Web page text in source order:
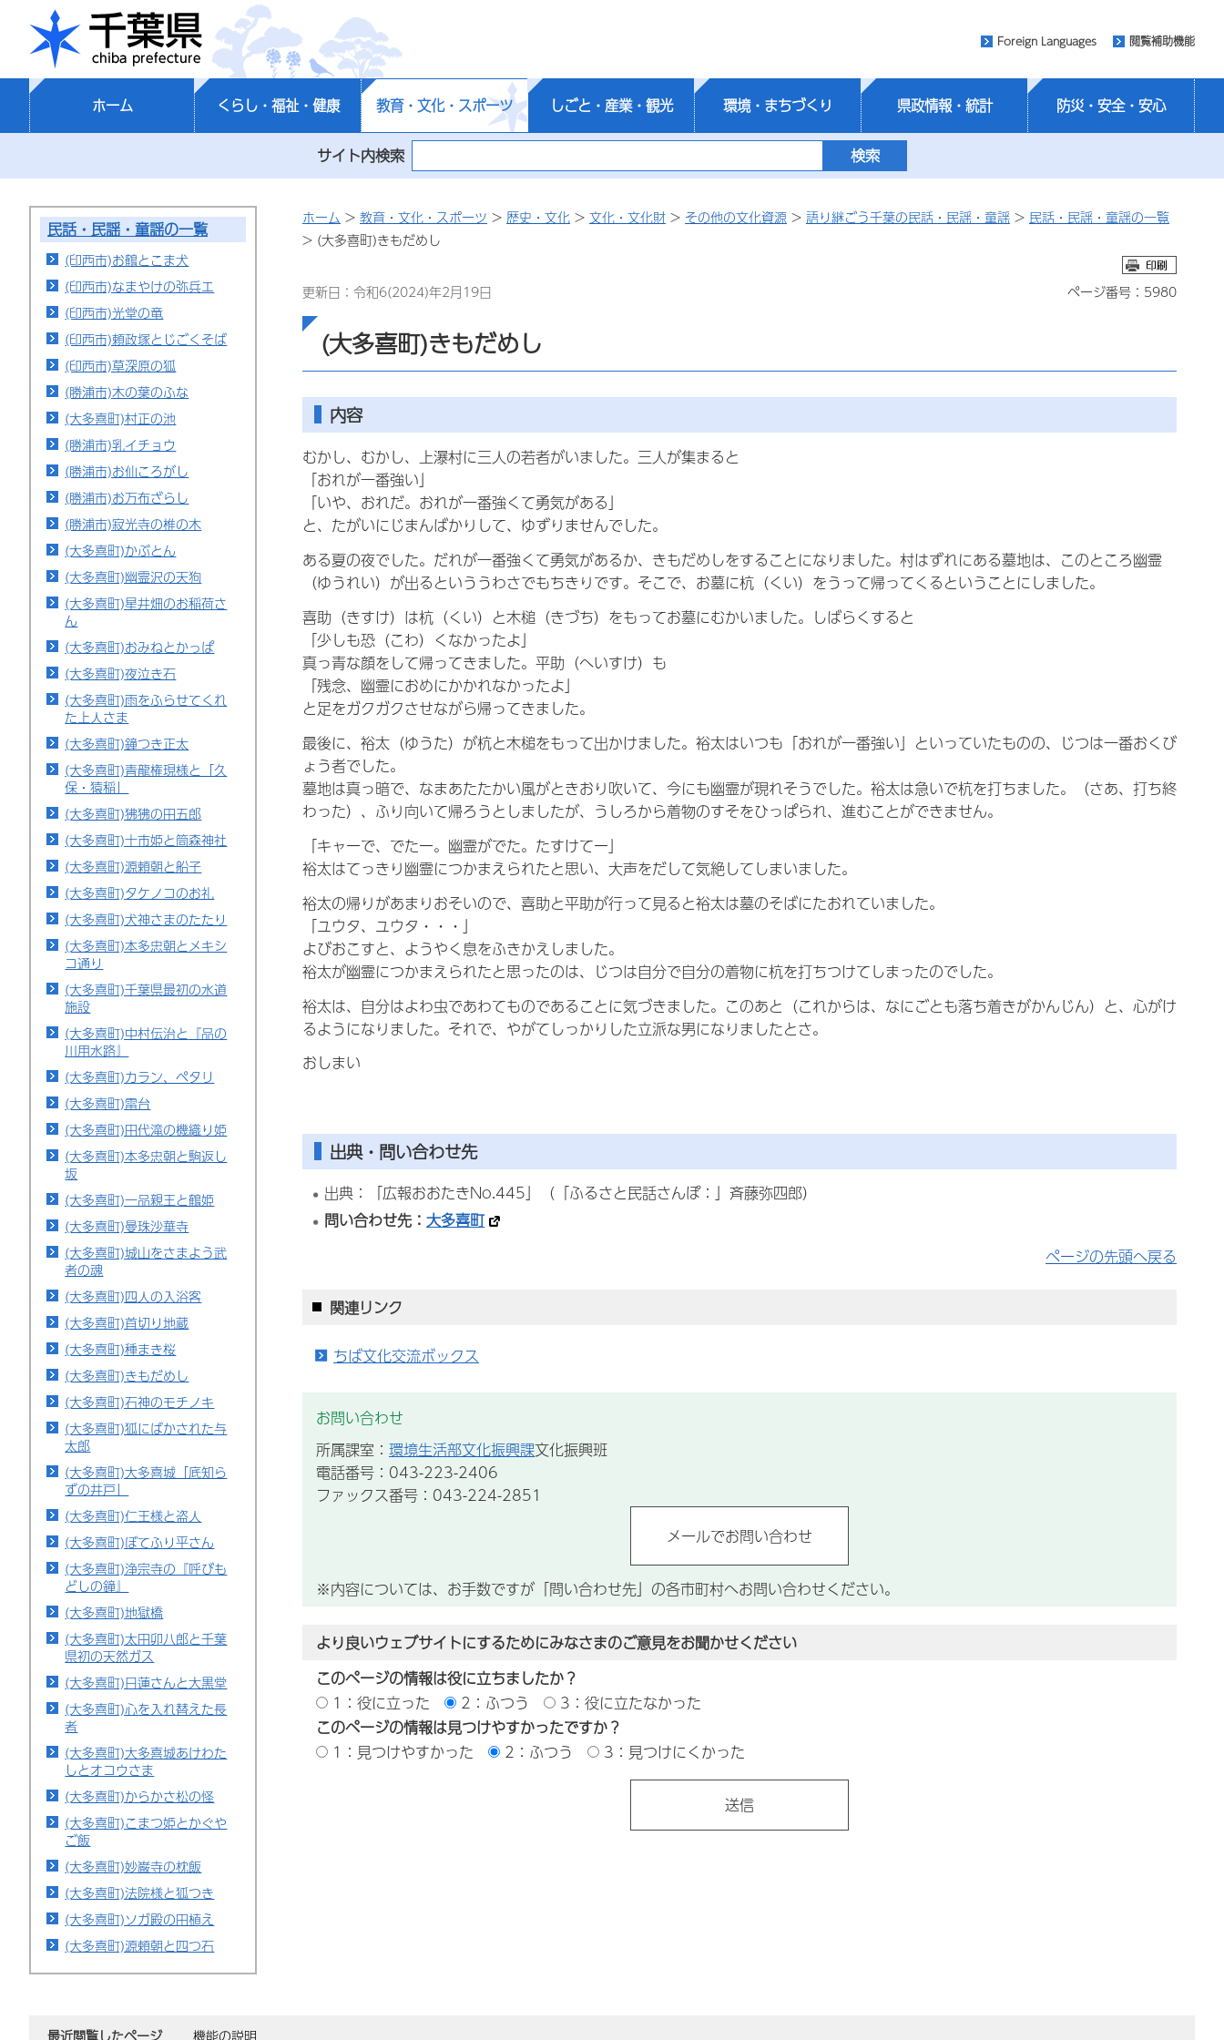
千葉県
Foreign Languages 閲覧補助機能
ホーム くらし・福祉・健康 教育・文化・スポーツ しごと・産業・観光 環境・まちづくり 県政情報・統計 防災・安全・安心
サイト内検索
民話・民謡・童謡の一覧
(印西市)お鶴とこま犬
(印西市)なまやけの弥兵エ
(印西市)光堂の竜
(印西市)頼政塚とじごくそば
(印西市)草深原の狐
(勝浦市)木の葉のふな
(大多喜町)村正の池
(勝浦市)乳イチョウ
(勝浦市)お仙ころがし
(勝浦市)お万布ざらし
(勝浦市)寂光寺の椎の木
(大多喜町)かぶとん
(大多喜町)幽霊沢の天狗
(大多喜町)星井畑のお稲荷さ
ん
(大多喜町)おみねとかっぱ
(大多喜町)夜泣き石
(大多喜町)雨をふらせてくれ
た上人さま
(大多喜町)鐘つき正太
(大多喜町)青龍権現様と「久
保・猿稲」
(大多喜町)狒狒の田五郎
(大多喜町)十市姫と筒森神社
(大多喜町)源頼朝と船子
(大多喜町)タケノコのお礼
(大多喜町)犬神さまのたたり
(大多喜町)本多忠朝とメキシ
コ通り
(大多喜町)千葉県最初の水道
施設
(大多喜町)中村伝治と『品の
川用水路』
(大多喜町)カラン、ペタリ
(大多喜町)雷台
(大多喜町)田代滝の機織り姫
(大多喜町)本多忠朝と駒返し
坂
(大多喜町)一品親王と鶴姫
(大多喜町)曼珠沙華寺
(大多喜町)城山をさまよう武
者の魂
(大多喜町)四人の入浴客
(大多喜町)首切り地蔵
(大多喜町)種まき桜
(大多喜町)きもだめし
(大多喜町)石神のモチノキ
(大多喜町)狐にばかされた与
太郎
(大多喜町)大多喜城「底知ら
ずの井戸」
(大多喜町)仁王様と盗人
(大多喜町)ぼてふり平さん
(大多喜町)浄宗寺の『呼びも
どしの鐘』
(大多喜町)地獄橋
(大多喜町)太田卯八郎と千葉
県初の天然ガス
(大多喜町)日蓮さんと大黒堂
(大多喜町)心を入れ替えた長
者
(大多喜町)大多喜城あけわた
しとオコウさま
(大多喜町)からかさ松の怪
(大多喜町)こまつ姫とかぐや
ご飯
(大多喜町)妙巌寺の枕飯
(大多喜町)法院様と狐つき
(大多喜町)ソガ殿の田植え
(大多喜町)源頼朝と四つ石
ホーム > 教育・文化・スポーツ > 歴史・文化 > 文化・文化財 > その他の文化資源 > 語り継ごう千葉の民話・民謡・童謡 > 民話・民謡・童謡の一覧
> (大多喜町)きもだめし
更新日：令和6(2024)年2月19日 ページ番号：5980
(大多喜町)きもだめし
内容
むかし、むかし、上瀑村に三人の若者がいました。三人が集まると
「おれが一番強い」
「いや、おれだ。おれが一番強くて勇気がある」
と、たがいにじまんばかりして、ゆずりませんでした。
ある夏の夜でした。だれが一番強くて勇気があるか、きもだめしをすることになりました。村はずれにある墓地は、このところ幽霊
（ゆうれい）が出るといううわさでもちきりです。そこで、お墓に杭（くい）をうって帰ってくるということにしました。
喜助（きすけ）は杭（くい）と木槌（きづち）をもってお墓にむかいました。しばらくすると
「少しも恐（こわ）くなかったよ」
真っ青な顔をして帰ってきました。平助（へいすけ）も
「残念、幽霊におめにかかれなかったよ」
と足をガクガクさせながら帰ってきました。
最後に、裕太（ゆうた）が杭と木槌をもって出かけました。裕太はいつも「おれが一番強い」といっていたものの、じつは一番おくび
ょう者でした。
墓地は真っ暗で、なまあたたかい風がときおり吹いて、今にも幽霊が現れそうでした。裕太は急いで杭を打ちました。（さあ、打ち終
わった）、ふり向いて帰ろうとしましたが、うしろから着物のすそをひっぱられ、進むことができません。
「キャーで、でたー。幽霊がでた。たすけてー」
裕太はてっきり幽霊につかまえられたと思い、大声をだして気絶してしまいました。
裕太の帰りがあまりおそいので、喜助と平助が行って見ると裕太は墓のそばにたおれていました。
「ユウタ、ユウタ・・・」
よびおこすと、ようやく息をふきかえしました。
裕太が幽霊につかまえられたと思ったのは、じつは自分で自分の着物に杭を打ちつけてしまったのでした。
裕太は、自分はよわ虫であわてものであることに気づきました。このあと（これからは、なにごとも落ち着きがかんじん）と、心がけ
るようになりました。それで、やがてしっかりした立派な男になりましたとさ。
おしまい
出典・問い合わせ先
出典：「広報おおたきNo.445」（「ふるさと民話さんぽ：」斉藤弥四郎）
問い合わせ先：大多喜町
ページの先頭へ戻る
関連リンク
ちば文化交流ボックス
お問い合わせ
所属課室： 環境生活部文化振興課文化振興班
電話番号：043-223-2406
ファックス番号：043-224-2851
※内容については、お手数ですが「問い合わせ先」の各市町村へお問い合わせください。
より良いウェブサイトにするためにみなさまのご意見をお聞かせください
このページの情報は役に立ちましたか？
1：役に立った
2：ふつう
3：役に立たなかった
このページの情報は見つけやすかったですか？
1：見つけやすかった
2：ふつう 3：見つけにくかった
最近閲覧したページ 機能の説明